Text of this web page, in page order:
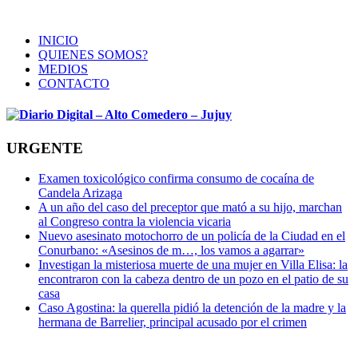
INICIO
QUIENES SOMOS?
MEDIOS
CONTACTO
URGENTE
Examen toxicológico confirma consumo de cocaína de
Candela Arizaga
A un año del caso del preceptor que mató a su hijo, marchan
al Congreso contra la violencia vicaria
Nuevo asesinato motochorro de un policía de la Ciudad en el
Conurbano: «Asesinos de m…, los vamos a agarrar»
Investigan la misteriosa muerte de una mujer en Villa Elisa: la
encontraron con la cabeza dentro de un pozo en el patio de su
casa
Caso Agostina: la querella pidió la detención de la madre y la
hermana de Barrelier, principal acusado por el crimen